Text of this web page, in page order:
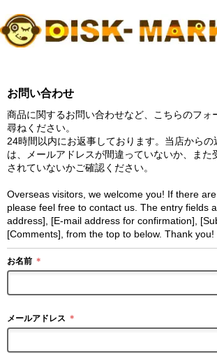
お問い合わせ
商品に関するお問い合わせなど、こちらのフォ
尋ねください。
24時間以内にお返事しております。当店からの
は、メールアドレスが間違っていないか、また
されていないかご確認ください。
Overseas visitors, we welcome you! If there
please feel free to contact us. The entry fields
address], [E-mail address for confirmation],
[Comments], from the top to below. Thank you!
お名前 ＊
メールアドレス ＊